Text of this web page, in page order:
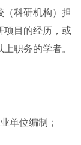
（科研机构）担
项目的经历，或
职务的学者。
单位编制；